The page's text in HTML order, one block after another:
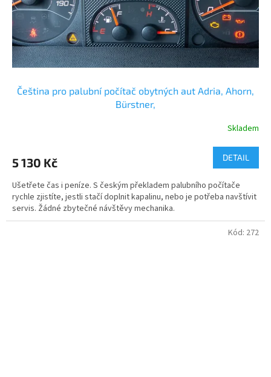
Čeština pro palubní počítač obytných aut Adria, Ahorn,
Bürstner,
Skladem
5 130 Kč DETAIL
Ušetřete čas i peníze. S českým překladem palubního počítače
rychle zjistíte, jestli stačí doplnit kapalinu, nebo je potřeba navštívit
servis. Žádné zbytečné návštěvy mechanika.
Kód: 272